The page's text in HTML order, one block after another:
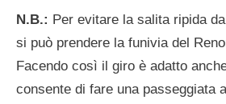
N.B.: Per evitare la salita ripida
si può prendere la funivia del
Facendo così il giro è adatto
consente di fare una passeggiata